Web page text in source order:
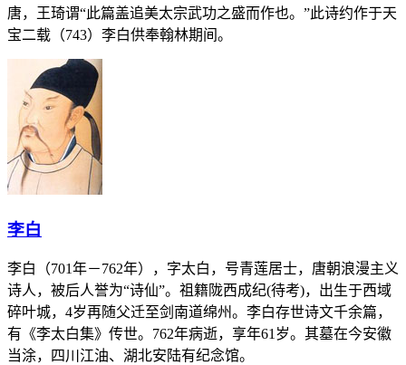
唐，王琦谓“此篇盖追美太宗武功之盛而作也。”此诗约作于天
宝二载（743）李白供奉翰林期间。
李白
李白（701年－762年），字太白，号青莲居士，唐朝浪漫主义
诗人，被后人誉为“诗仙”。祖籍陇西成纪(待考)，出生于西域
碎叶城，4岁再随父迁至剑南道绵州。李白存世诗文千余篇，
有《李太白集》传世。762年病逝，享年61岁。其墓在今安徽
当涂，四川江油、湖北安陆有纪念馆。